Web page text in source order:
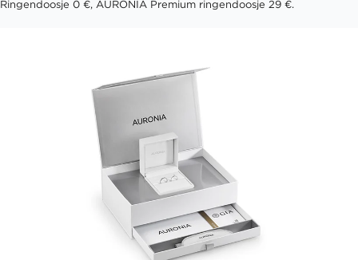
Ringendoosje 0 €, AURONIA Premium ringendoosje 29 €.